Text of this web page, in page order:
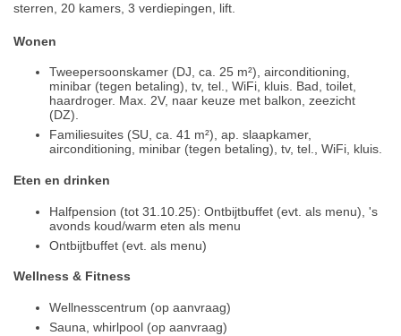
sterren, 20 kamers, 3 verdiepingen, lift.
Wonen
Tweepersoonskamer (DJ, ca. 25 m²), airconditioning,
minibar (tegen betaling), tv, tel., WiFi, kluis. Bad, toilet,
haardroger. Max. 2V, naar keuze met balkon, zeezicht
(DZ).
Familiesuites (SU, ca. 41 m²), ap. slaapkamer,
airconditioning, minibar (tegen betaling), tv, tel., WiFi, kluis.
Eten en drinken
Halfpension (tot 31.10.25): Ontbijtbuffet (evt. als menu), 's
avonds koud/warm eten als menu
Ontbijtbuffet (evt. als menu)
Wellness & Fitness
Wellnesscentrum (op aanvraag)
Sauna, whirlpool (op aanvraag)